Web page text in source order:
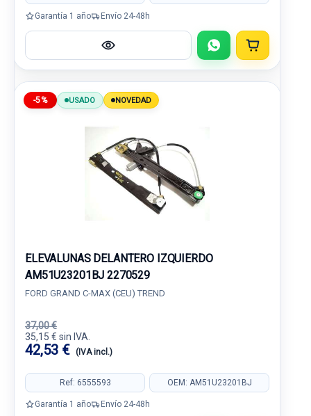
Garantía 1 año Envío 24-48h
-5% USADO NOVEDAD
ELEVALUNAS DELANTERO IZQUIERDO
AM51U23201BJ 2270529
FORD GRAND C-MAX (CEU) TREND
37,00 €
35,15 € sin IVA.
42,53 € (IVA incl.)
Ref: 6555593 OEM: AM51U23201BJ
Garantía 1 año Envío 24-48h